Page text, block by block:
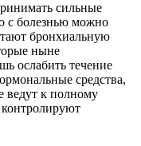
сильные
с болезнью можно
бронхиальную
ныне
ослабить течение
средства,
ведут к полному